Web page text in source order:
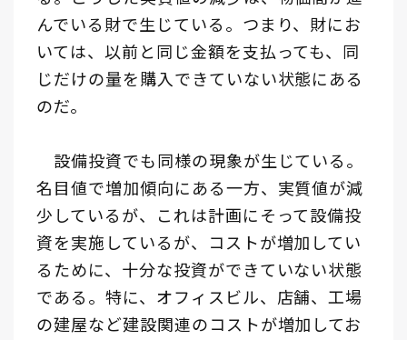
んでいる財で生じている。つまり、財にお
いては、以前と同じ金額を支払っても、同
じだけの量を購入できていない状態にある
のだ。
設備投資でも同様の現象が生じている。
名目値で増加傾向にある一方、実質値が減
少しているが、これは計画にそって設備投
資を実施しているが、コストが増加してい
るために、十分な投資ができていない状態
である。特に、オフィスビル、店舗、工場
の建屋など建設関連のコストが増加してお